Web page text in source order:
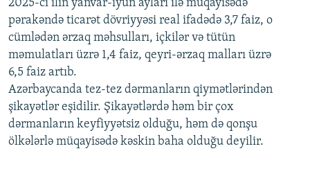
2025-ci ilin yanvar-iyun ayları ilə müqayisədə
pərakəndə ticarət dövriyyəsi real ifadədə 3,7 faiz, o
cümlədən ərzaq məhsulları, içkilər və tütün
məmulatları üzrə 1,4 faiz, qeyri-ərzaq malları üzrə
6,5 faiz artıb.
Azərbaycanda tez-tez dərmanların qiymətlərindən
şikayətlər eşidilir. Şikayətlərdə həm bir çox
dərmanların keyfiyyətsiz olduğu, həm də qonşu
ölkələrlə müqayisədə kəskin baha olduğu deyilir.